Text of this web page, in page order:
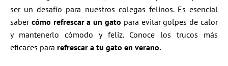
ser un desafío para nuestros colegas felinos. Es esencial
saber cómo refrescar a un gato para evitar golpes de calor
y mantenerlo cómodo y feliz. Conoce los trucos más
eficaces para refrescar a tu gato en verano.